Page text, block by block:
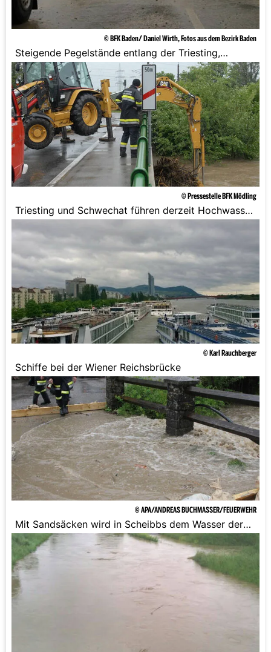
© BFK Baden/ Daniel Wirth, Fotos aus dem Bezirk Baden
Steigende Pegelstände entlang der Triesting,
Piesting und Schwechat.
© Pressestelle BFK Mödling
Triesting und Schwechat führen derzeit Hochwasser
© Karl Rauchberger
Schiffe bei der Wiener Reichsbrücke
© APA/ANDREAS BUCHMASSER/FEUERWEHR
Mit Sandsäcken wird in Scheibbs dem Wasser der
Kampf angesagt.